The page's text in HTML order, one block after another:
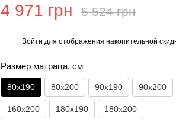
4 971 грн 5 524 грн
Войти для отображения накопительной
Размер матраца, см
80x190 80x200 90x190 90x200
160x200 180x190 180х200